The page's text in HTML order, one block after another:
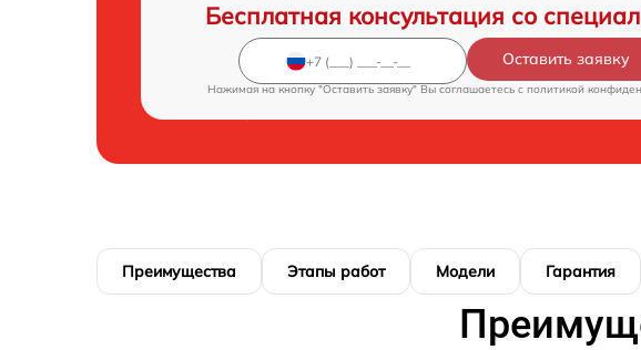
Бесплатная консультация со
Оставить заявку
Нажимая на кнопку "Оставить заявку" Вы соглашаетесь c политикой
Преимущества Этапы работ Модели Гарантия